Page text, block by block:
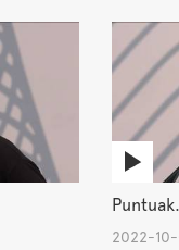
2022-